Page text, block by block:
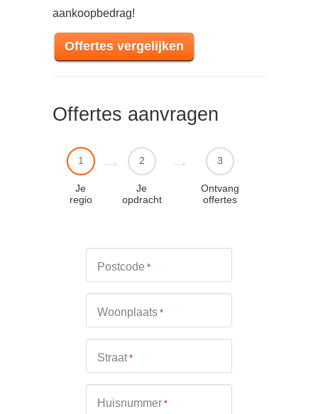
aankoopbedrag!
Offertes vergelijken
Offertes aanvragen
1
Je
regio
2
Je
opdracht
3
Ontvang
offertes
Postcode *
Woonplaats *
Straat *
Huisnummer *